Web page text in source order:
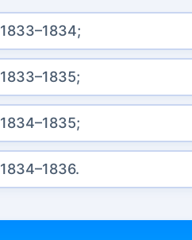
1833–1834;
1833–1835;
1834–1835;
1834–1836.